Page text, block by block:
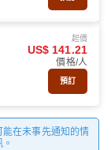
起價
US$ 141.21
價格/人
預訂
在未事先通知的情